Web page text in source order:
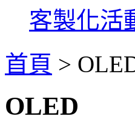
客製化活
首頁 >
OLED